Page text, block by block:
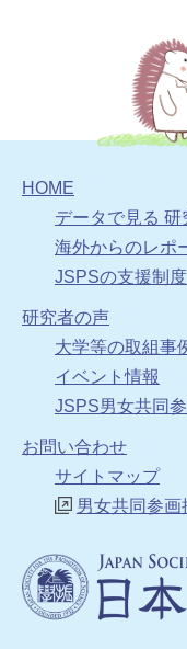
HOME
データで見る
海外からのレポ
JSPSの支援制度
研究者の声
大学等の取組事
イベント情報
JSPS男女共同
お問い合わせ
サイトマップ
男女共同参